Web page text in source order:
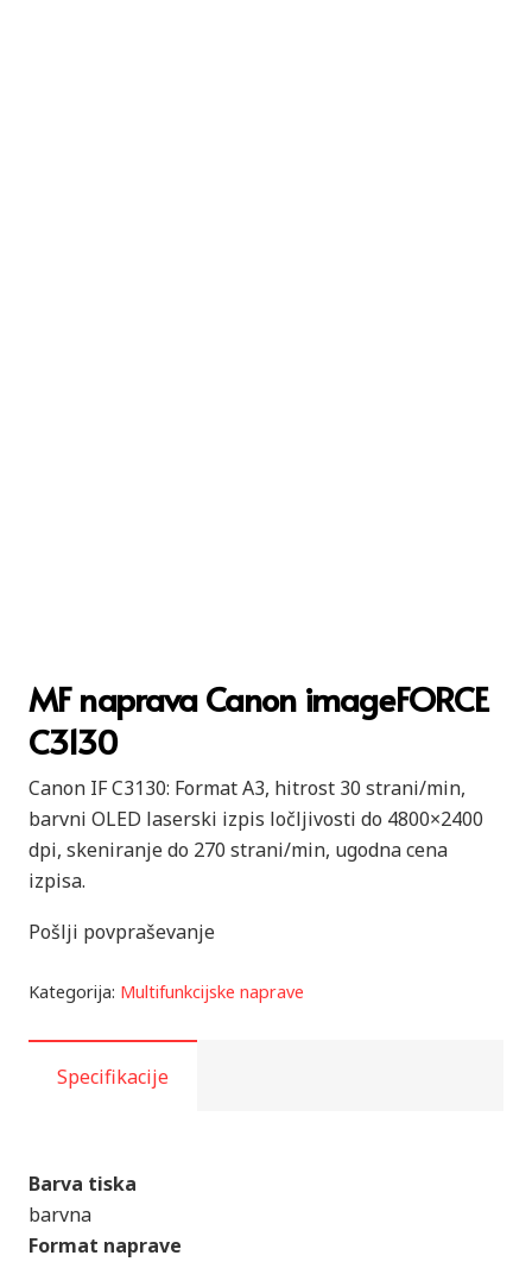
MF naprava Canon imageFORCE
C3130
Canon IF C3130: Format A3, hitrost 30 strani/min,
barvni OLED laserski izpis ločljivosti do 4800×2400
dpi, skeniranje do 270 strani/min, ugodna cena
izpisa.
Pošlji povpraševanje
Kategorija: Multifunkcijske naprave
Specifikacije
Barva tiska
barvna
Format naprave